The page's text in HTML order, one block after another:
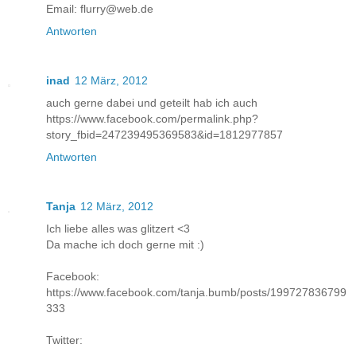
Email: flurry@web.de
Antworten
inad 12 März, 2012
auch gerne dabei und geteilt hab ich auch
https://www.facebook.com/permalink.php?
story_fbid=247239495369583&id=1812977857
Antworten
Tanja 12 März, 2012
Ich liebe alles was glitzert <3
Da mache ich doch gerne mit :)
Facebook:
https://www.facebook.com/tanja.bumb/posts/199727836799
333
Twitter: